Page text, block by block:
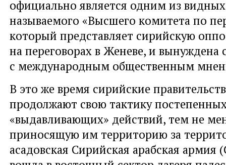
официально является одним из
называемого «Высшего комитета по
который представляет сирийскую
на переговорах в Женеве, и вынуждена
с международным общественным
В это же время сирийские
продолжают свою тактику
«выдавливающих» действий, тем не
приносящую им территорию за
асадовская Сирийская арабская армия